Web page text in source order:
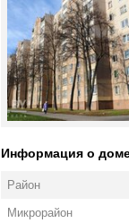
Информация о
Район
Микрорайон